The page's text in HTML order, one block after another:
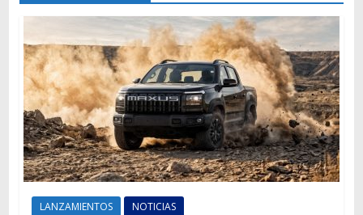
LANZAMIENTOS NOTICIAS